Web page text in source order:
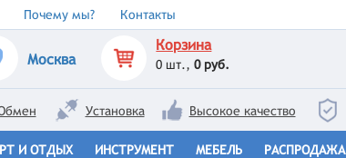
Почему мы? Контакты
Москва
Корзина
0 шт.,0 руб.
Установка Высокое качество
И ОТДЫХ ИНСТРУМЕНТ МЕБЕЛЬ РАСПРОДАЖА